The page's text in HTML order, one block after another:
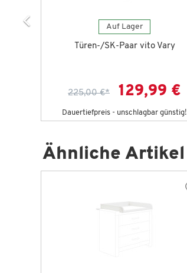
Auf Lager
Türen-/SK-Paar vito Vary
225,00 €* 129,99 €
Dauertiefpreis - unschlagbar günstig!
Ähnliche Artikel